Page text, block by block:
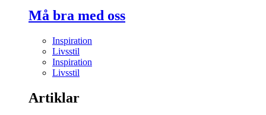
Må bra med oss
Inspiration
Livsstil
Inspiration
Livsstil
Artiklar